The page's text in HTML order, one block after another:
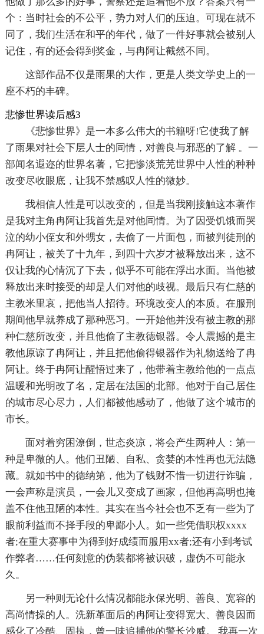
个：当时社会的不公平，势力对人们的压迫。可现在就不
同了，我们生活在和平的年代，做了一件好事就会被别人
记住，有的还会得到奖金，与冉阿让截然不同。
这部作品不仅是雨果的大作，更是人类文学史上的一
座不朽的丰碑。
悲惨世界读后感3
《悲惨世界》是一本多么伟大的书籍呀!它使我了解
了雨果对社会下层人士的同情，对善良与邪恶的了解 。一
部闻名遐迩的世界名著，它把惨淡荒芜世界中人性的种种
改变尽收眼底，让我不禁感叹人性的微妙。
我相信人性是可以改变的，但是当我刚接触这本著作
是我对主角冉阿让我首先是对他同情。为了因受饥饿而哭
泣的幼小侄女和外甥女，去偷了一片面包，而被判徒刑的
冉阿让，被关了十九年，到四十六岁才被释放出来，这不
仅让我的心情沉了下去，似乎不可能在浮出水面。当他被
释放出来时接受的却是人们对他的歧视。最后只有仁慈的
主教米里哀，把他当人招待。环境改变人的本质。在服刑
期间他早就养成了那种恶习。一开始他并没有被主教的那
种仁慈所改变，并且他偷了主教德银器。令人震撼的是主
教他原谅了冉阿让，并且把他偷得银器作为礼物送给了冉
阿让。终于冉阿让醒悟过来了，他带着主教给他的一点点
温暖和光明改了名，定居在法国的北部。他对于自己居住
的城市尽心尽力，人们都被他感动了，他做了这个城市的
市长。
面对着穷困潦倒，世态炎凉，将会产生两种人：第一
种是卑微的人。他们丑陋、自私、贪婪的本性再也无法隐
藏。就如书中的德纳第，他为了钱财不惜一切进行诈骗，
一会声称是演员，一会儿又变成了画家，但他再高明也掩
盖不住他丑陋的本性。其实在当今社会也不乏有一些为了
眼前利益而不择手段的卑鄙小人。如一些凭借职权xxxx
者;在重大赛事中为得到好成绩而服用xx者;还有小到考试
作弊者……任何刻意的伪装都将被识破，虚伪不可能永
久。
另一种则无论什么情况都能永保光明、善良、宽容的
高尚情操的人。洗新革面后的冉阿让变得宽大、善良因而
感化了冷酷、固执，曾一味追捕他的警长沙威。 我再一次